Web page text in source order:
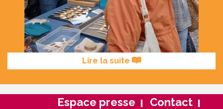
Lire la suite
Espace presse
Contact